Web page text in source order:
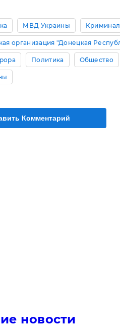
МВД Украины Криминал
организация "Донецкая
Политика Общество
Комментарий
новости